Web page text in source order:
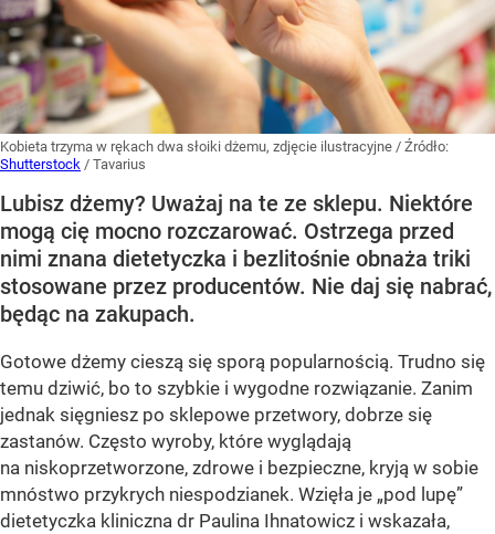
Kobieta trzyma w rękach dwa słoiki dżemu, zdjęcie ilustracyjne / Źródło:
Shutterstock / Tavarius
Lubisz dżemy? Uważaj na te ze sklepu. Niektóre
mogą cię mocno rozczarować. Ostrzega przed
nimi znana dietetyczka i bezlitośnie obnaża triki
stosowane przez producentów. Nie daj się nabrać,
będąc na zakupach.
Gotowe dżemy cieszą się sporą popularnością. Trudno się
temu dziwić, bo to szybkie i wygodne rozwiązanie. Zanim
jednak sięgniesz po sklepowe przetwory, dobrze się
zastanów. Często wyroby, które wyglądają
na niskoprzetworzone, zdrowe i bezpieczne, kryją w sobie
mnóstwo przykrych niespodzianek. Wzięła je „pod lupę”
dietetyczka kliniczna dr Paulina Ihnatowicz i wskazała,